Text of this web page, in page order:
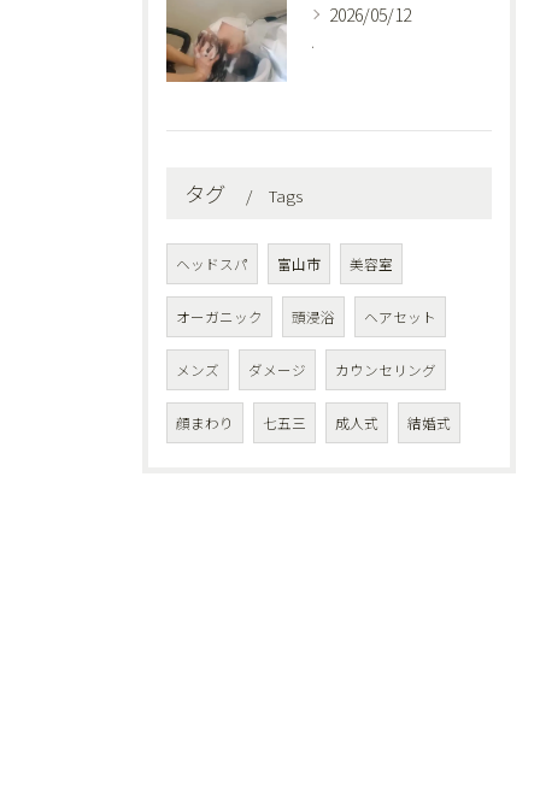
2026/05/12
.
タグ Tags
ヘッドスパ 富山市 美容室
オーガニック 頭浸浴 ヘアセット
メンズ ダメージ カウンセリング
顔まわり 七五三 成人式 結婚式